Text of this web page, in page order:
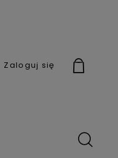
Zaloguj się